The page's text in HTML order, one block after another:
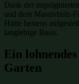
Dank der
und dem Massivholz-
Hütte bestens
langlebige Basis.
Ein
Garten